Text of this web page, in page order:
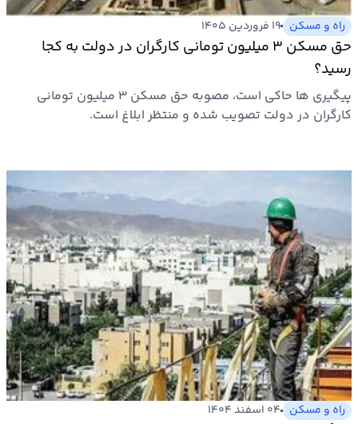
راه و مسکن ۱۹ فروردین ۱۴۰۵
حق مسکن ۳ میلیون تومانی کارگران در دولت به کجا
رسید؟
پیگیری ها حاکی است، مصوبه حق مسکن ۳ میلیون تومانی
کارگران در دولت تصویب شده و منتظر ابلاغ است.
راه و مسکن ۰۴ اسفند ۱۴۰۴